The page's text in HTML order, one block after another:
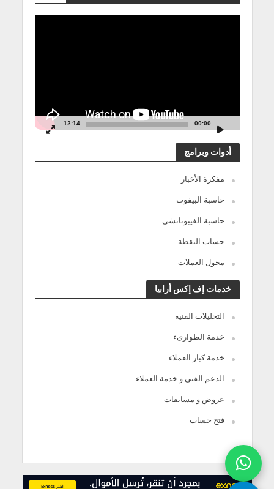
00:00
12:14
أدوات وبرامج
مفكرة الأخبار
حاسبة البيفوت
حاسبة الفيبوناتشي
حساب النقطة
محول العملات
خدمات إف إكس أرابيا
التحليلات الفنية
خدمة الطوارىء
خدمة كبار العملاء
الدعم الفنى و خدمة العملاء
عروض و مسابقات
فتح حساب